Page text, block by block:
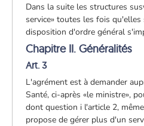
Dans la suite les structures
service» toutes les fois
disposition d'ordre général
Chapitre II. Généralités
Art. 3
L'agrément est à demander
Santé, ci-après «le ministre»,
dont question i l'article 2,
propose de gérer plus d'un